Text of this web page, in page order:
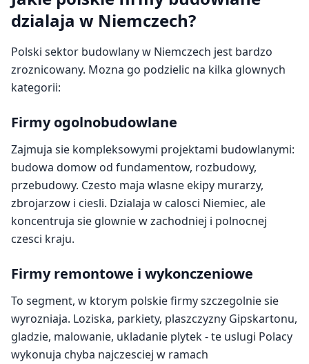
dzialaja w Niemczech?
Polski sektor budowlany w Niemczech jest bardzo
zroznicowany. Mozna go podzielic na kilka glownych
kategorii:
Firmy ogolnobudowlane
Zajmuja sie kompleksowymi projektami budowlanymi:
budowa domow od fundamentow, rozbudowy,
przebudowy. Czesto maja wlasne ekipy murarzy,
zbrojarzow i ciesli. Dzialaja w calosci Niemiec, ale
koncentruja sie glownie w zachodniej i polnocnej
czesci kraju.
Firmy remontowe i wykonczeniowe
To segment, w ktorym polskie firmy szczegolnie sie
wyrozniaja. Loziska, parkiety, plaszczyzny Gipskartonu,
gladzie, malowanie, ukladanie plytek - te uslugi Polacy
wykonuja chyba najczesciej w ramach